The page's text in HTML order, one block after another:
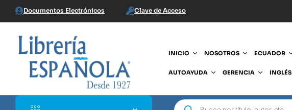
Documentos Electrónicos Clave de Acceso
INICIO NOSOTROS ECUADOR
AUTOAYUDA GERENCIA INGLÉS